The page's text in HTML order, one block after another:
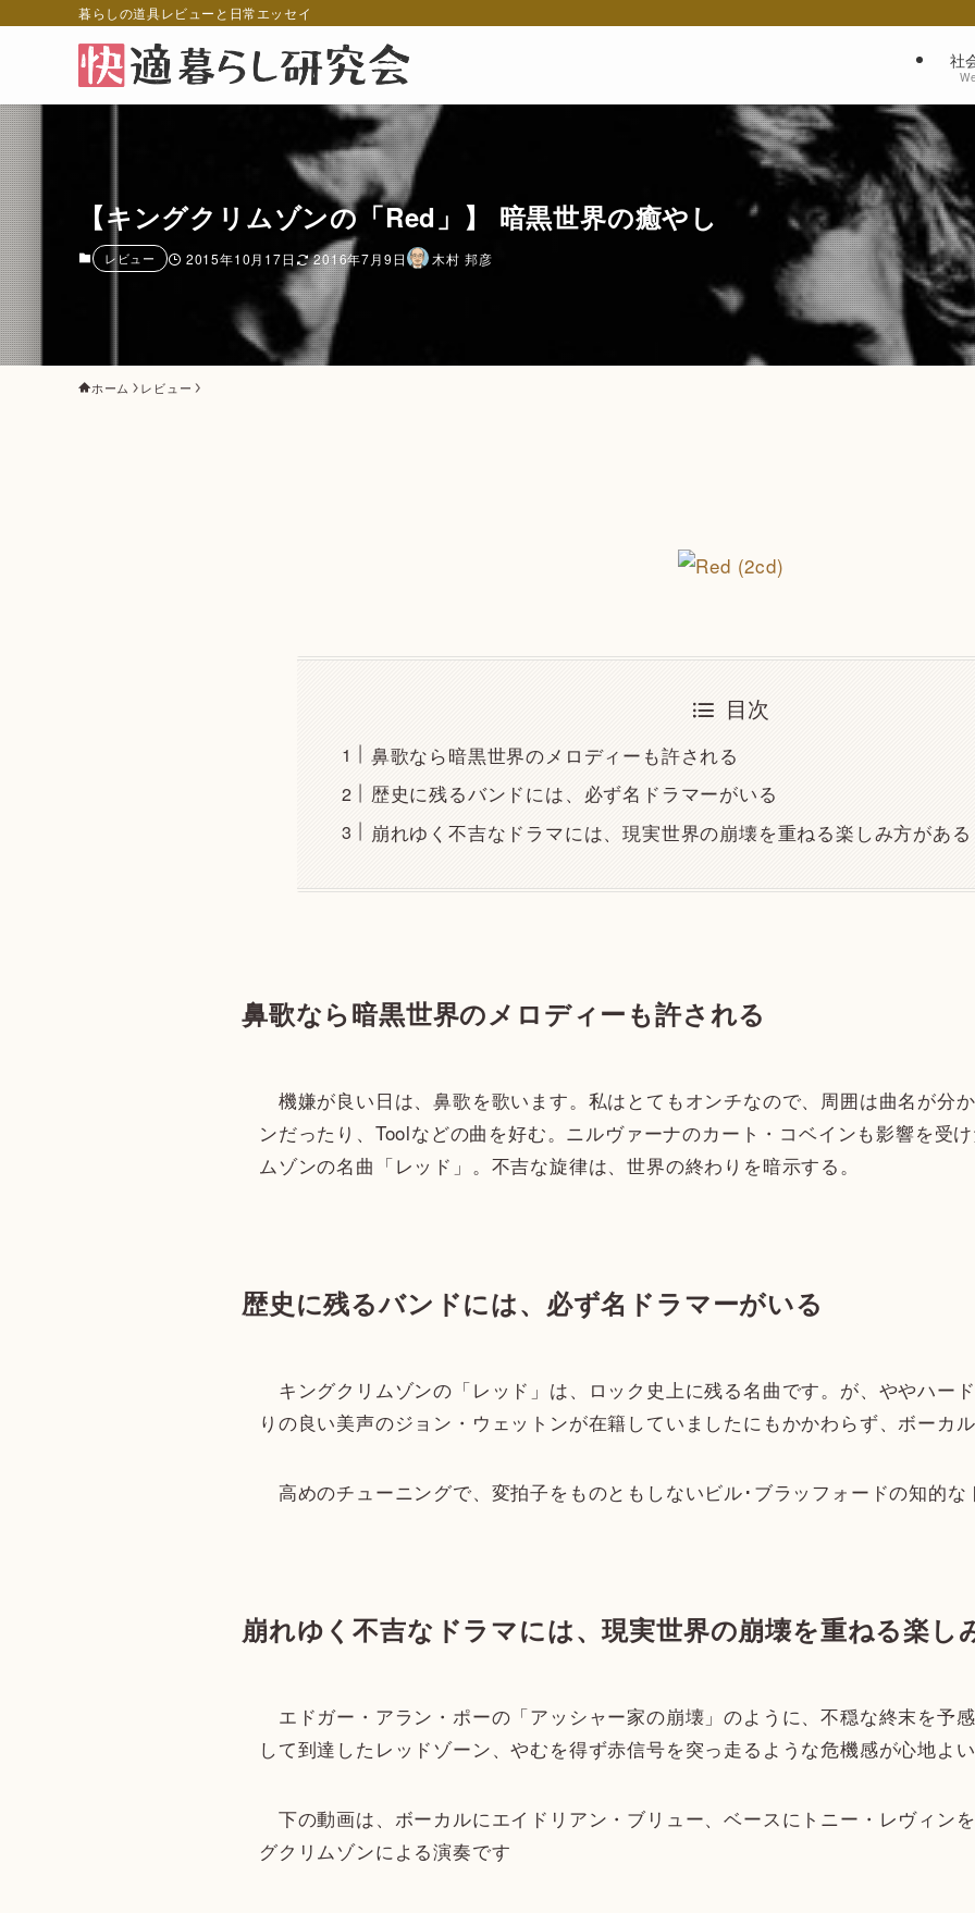
暮らしの道具レビューと日常エッセイ
社
【キングクリムゾンの「Red」】 暗黒世界の癒やし
レビュー 2015年10月17日 2016年7月9日 木村 邦彦
ホーム レビュー
目次
鼻歌なら暗黒世界のメロディーも許される
歴史に残るバンドには、必ず名ドラマーがいる
崩れゆく不吉なドラマには、現実世界の崩壊を重ねる楽しみ方がある
鼻歌なら暗黒世界のメロディーも許される
機嫌が良い日は、鼻歌を歌います。私はとてもオンチなので、周囲は曲名が分
ンだったり、Toolなどの曲を好む。ニルヴァーナのカート・コベインも影響を受
ムゾンの名曲「レッド」。不吉な旋律は、世界の終わりを暗示する。
歴史に残るバンドには、必ず名ドラマーがいる
キングクリムゾンの「レッド」は、ロック史上に残る名曲です。が、ややハー
りの良い美声のジョン・ウェットンが在籍していましたにもかかわらず、ボーカ
高めのチューニングで、変拍子をものともしないビル･ブラッフォードの知的
崩れゆく不吉なドラマには、現実世界の崩壊を重ねる楽し
エドガー・アラン・ポーの「アッシャー家の崩壊」のように、不穏な終末を予
して到達したレッドゾーン、やむを得ず赤信号を突っ走るような危機感が心地よ
下の動画は、ボーカルにエイドリアン・ブリュー、ベースにトニー・レヴィン
グクリムゾンによる演奏です